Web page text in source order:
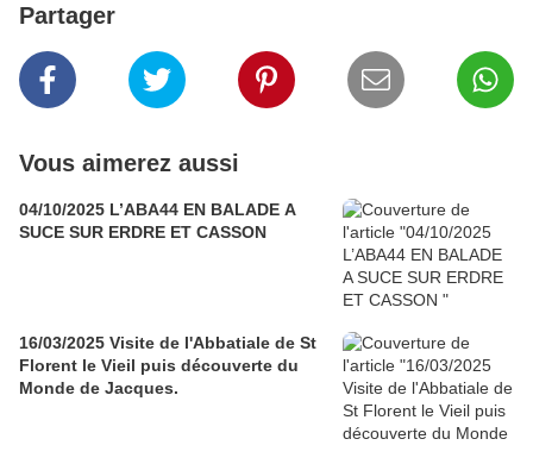
Partager
Vous aimerez aussi
04/10/2025 L’ABA44 EN BALADE A
SUCE SUR ERDRE ET CASSON
16/03/2025 Visite de l'Abbatiale de St
Florent le Vieil puis découverte du
Monde de Jacques.